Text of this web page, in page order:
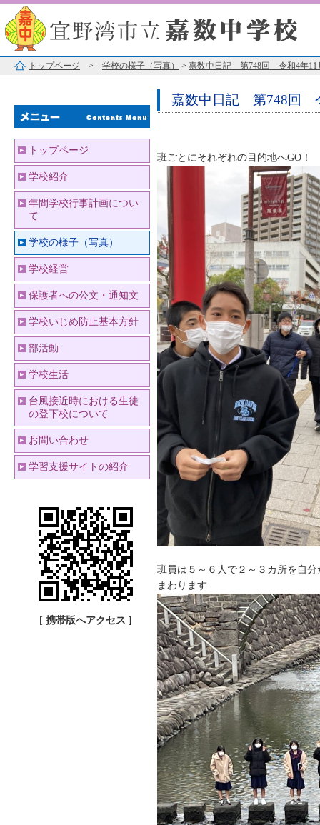
トップページ > 学校の様子（写真） > 嘉数中日記 第748回 令和4年11
嘉数中日記 第748回
班ごとにそれぞれの目的地へGO！
班員は５～６人で２～３カ所を自分
まわります
トップページ
学校紹介
年間学校行事計画につい
て
学校の様子（写真）
学校経営
保護者への公文・通知文
学校いじめ防止基本方針
部活動
学校生活
台風接近時における生徒
の登下校について
お問い合わせ
学習支援サイトの紹介
[ 携帯版へアクセス ]